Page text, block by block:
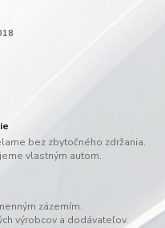
bez zbytočného zdržania.
vlastným autom.
zázemím.
výrobcov a dodávateľov.